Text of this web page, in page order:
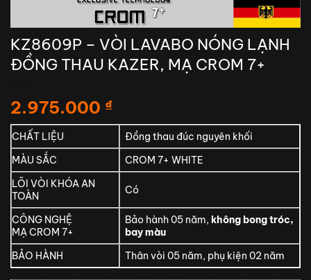
KZ8609P – VÒI LAVABO NÓNG LẠNH
ĐỒNG THAU KAZER, MẠ CROM 7+
2.975.000 ₫
CHẤT LIỆU
Đồng thau đúc nguyên khối
MÀU SẮC
CROM 7+ WHITE
LÕI VÒI KHÓA AN
TOÀN
Có
CÔNG NGHỆ
MẠ CROM 7+
Bảo hành 05 năm, không bong tróc,
bay màu
BẢO HÀNH
Thân vòi 05 năm, phụ kiện 02 năm